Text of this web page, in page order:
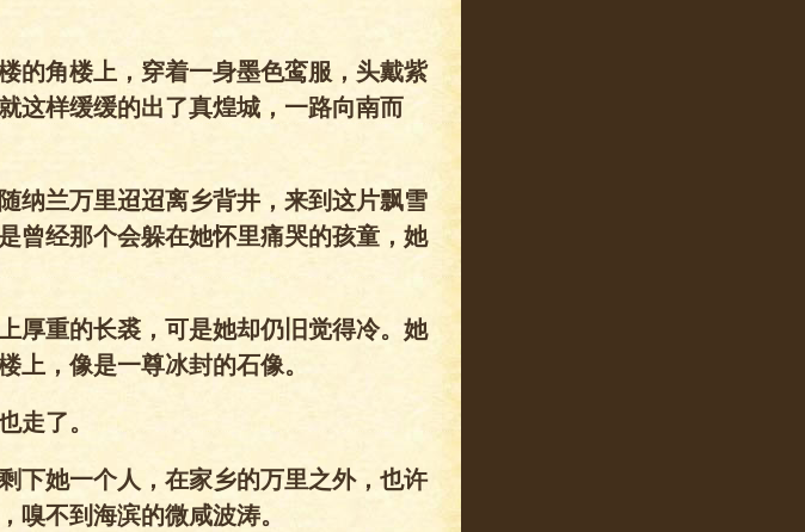
的角楼上，穿着一身墨色鸾服，头戴紫
这样缓缓的出了真煌城，一路向南而
纳兰万里迢迢离乡背井，来到这片飘雪
曾经那个会躲在她怀里痛哭的孩童，她
厚重的长裘，可是她却仍旧觉得冷。她
上，像是一尊冰封的石像。
走了。
下她一个人，在家乡的万里之外，也许
嗅不到海滨的微咸波涛。